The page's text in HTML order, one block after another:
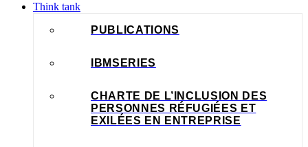
Think tank
PUBLICATIONS
IBMSERIES
CHARTE DE L’INCLUSION DES
PERSONNES RÉFUGIÉES ET
EXILÉES EN ENTREPRISE